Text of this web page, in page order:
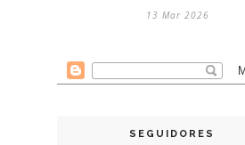
13 Mar 2026
SEGUIDORES